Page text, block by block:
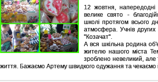
12 жовтня,
велике свято -
школі протягом всього
атмосфера. Учнів
"Козачат".
А вся шкільна родина
жителю нашого міста
зроблено невеликий, але
життя. Бажаємо Артему швидкого одужання та чекаємо